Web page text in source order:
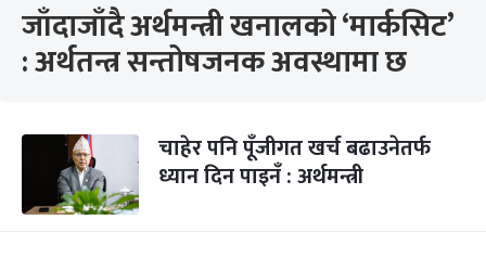
जाँदाजाँदै अर्थमन्त्री खनालको ‘मार्कसिट’
: अर्थतन्त्र सन्तोषजनक अवस्थामा छ
चाहेर पनि पूँजीगत खर्च बढाउनेतर्फ
ध्यान दिन पाइनँ : अर्थमन्त्री